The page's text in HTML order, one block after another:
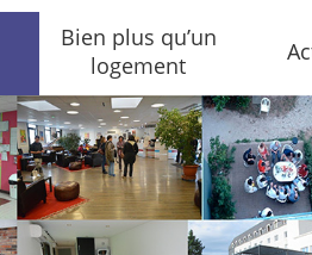
Bien plus qu’un
logement